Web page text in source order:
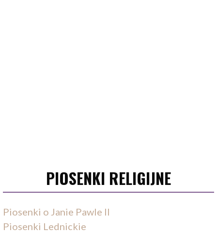
PIOSENKI RELIGIJNE
Piosenki o Janie Pawle II
Piosenki Lednickie